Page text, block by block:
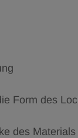
Form des
des Materials